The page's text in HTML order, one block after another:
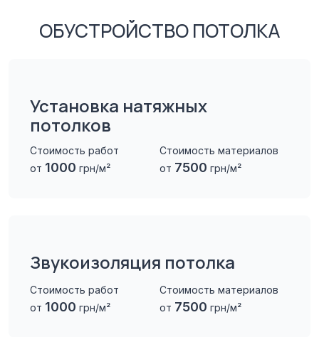
ОБУСТРОЙСТВО ПОТОЛКА
Установка натяжных
потолков
Стоимость работ
от 1000 грн/м²
Стоимость материалов
от 7500 грн/м²
Звукоизоляция потолка
Стоимость работ
от 1000 грн/м²
Стоимость материалов
от 7500 грн/м²